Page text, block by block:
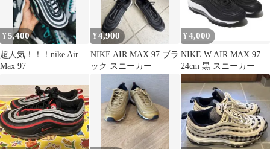
¥5,400
超人気！！！nike Air
Max 97
¥4,900
NIKE AIR MAX 97 ブラ
ック スニーカー
¥ 4,000
NIKE W AIR MAX 97
24cm 黒 スニーカー